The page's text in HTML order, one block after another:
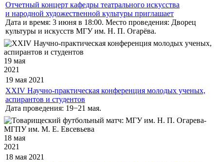
Отчетный концерт кафедры театрального искусства
и народной художественной культуры приглашает
Дата и время: 3 июня в 18:00. Место проведения: Дворец
культуры и искусств МГУ им. Н. П. Огарёва.
19 мая
2021
19 мая 2021
XXIV Научно-практическая конференция молодых ученых,
аспирантов и студентов
Дата проведения: 19−21 мая.
18 мая
2021
18 мая 2021